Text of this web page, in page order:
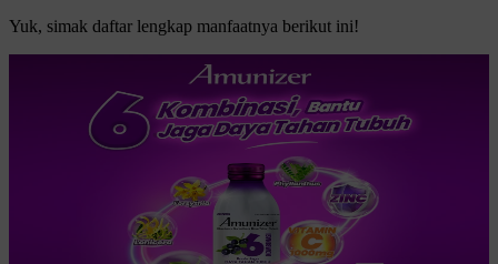
Yuk, simak daftar lengkap manfaatnya berikut ini!